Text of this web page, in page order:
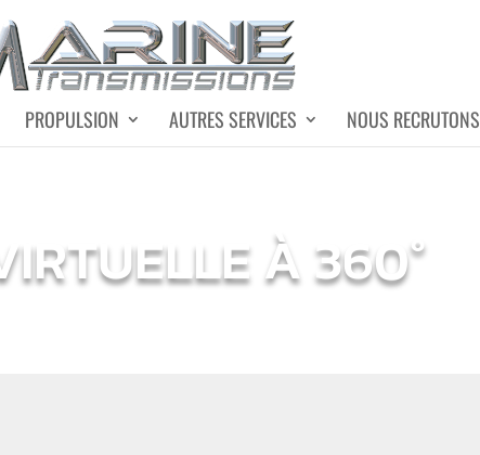
PROPULSION AUTRES SERVICES NOUS RECRUTONS
À 360°